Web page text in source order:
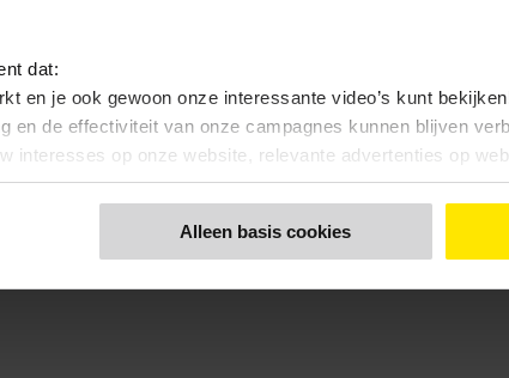
dat:
en je ook gewoon onze interessante video’s kunt
en de effectiviteit van onze campagnes kunnen blijven
interesses op onze website, relevante advertenties op
zonde toch…?
keuze maakt. Via de knop 'Details tonen' en de pagina '
u ook uw keuze aanpassen.
Alleen basis cookies